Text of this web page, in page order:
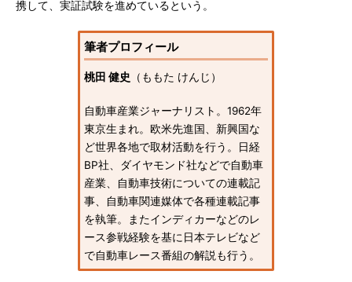
携して、実証試験を進めているという。
筆者プロフィール
桃田 健史 （ももた けんじ）
自動車産業ジャーナリスト。1962年
東京生まれ。欧米先進国、新興国な
ど世界各地で取材活動を行う。日経
BP社、ダイヤモンド社などで自動車
産業、自動車技術についての連載記
事、自動車関連媒体で各種連載記事
を執筆。またインディカーなどのレ
ース参戦経験を基に日本テレビなど
で自動車レース番組の解説も行う。